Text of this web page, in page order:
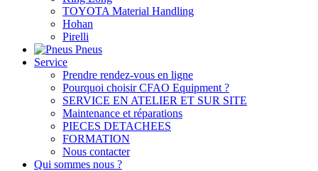
TOYOTA Material Handling
Hohan
Pirelli
Pneus
Service
Prendre rendez-vous en ligne
Pourquoi choisir CFAO Equipment ?
SERVICE EN ATELIER ET SUR SITE
Maintenance et réparations
PIECES DETACHEES
FORMATION
Nous contacter
Qui sommes nous ?